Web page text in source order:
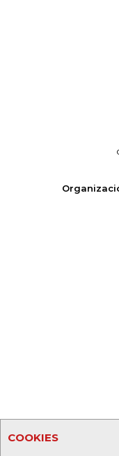
COOKIES